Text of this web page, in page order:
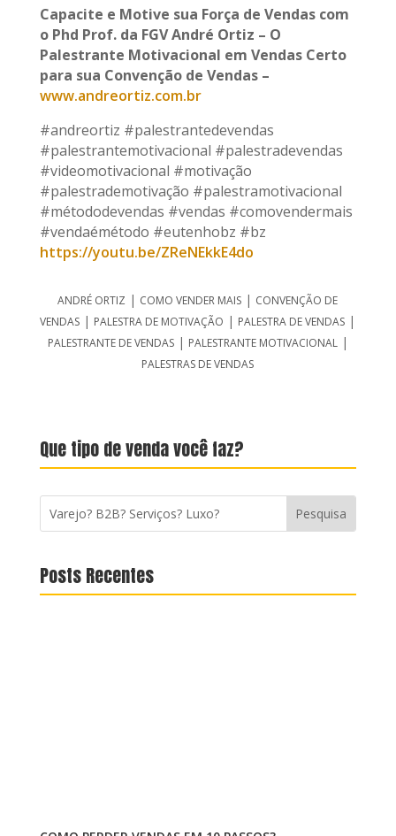
Capacite e Motive sua Força de Vendas com
o Phd Prof. da FGV André Ortiz – O
Palestrante Motivacional em Vendas Certo
para sua Convenção de Vendas –
www.andreortiz.com.br
#andreortiz #palestrantedevendas
#palestrantemotivacional #palestradevendas
#videomotivacional #motivação
#palestrademotivação #palestramotivacional
#métododevendas #vendas #comovendermais
#vendaémétodo #eutenhobz #bz
https://youtu.be/ZReNEkkE4do
ANDRÉ ORTIZ | COMO VENDER MAIS | CONVENÇÃO DE
VENDAS | PALESTRA DE MOTIVAÇÃO | PALESTRA DE VENDAS |
PALESTRANTE DE VENDAS| PALESTRANTE MOTIVACIONAL|
PALESTRAS DE VENDAS
Que tipo de venda você faz?
Posts Recentes